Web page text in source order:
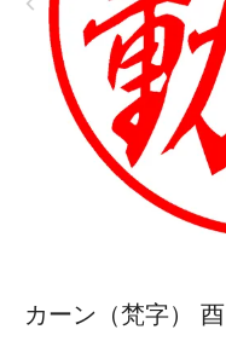
カーン（梵字） 酉